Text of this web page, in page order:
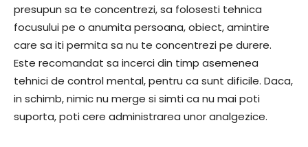
presupun sa te concentrezi, sa folosesti tehnica
focusului pe o anumita persoana, obiect, amintire
care sa iti permita sa nu te concentrezi pe durere.
Este recomandat sa incerci din timp asemenea
tehnici de control mental, pentru ca sunt dificile. Daca,
in schimb, nimic nu merge si simti ca nu mai poti
suporta, poti cere administrarea unor analgezice.